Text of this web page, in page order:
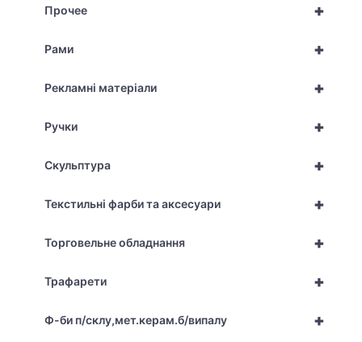
+
Прочее
+
Рами
+
Рекламні матеріали
+
Ручки
+
Скульптура
+
Текстильні фарби та аксесуари
+
Торговельне обладнання
+
Трафарети
+
Ф-би п/склу,мет.керам.б/випалу